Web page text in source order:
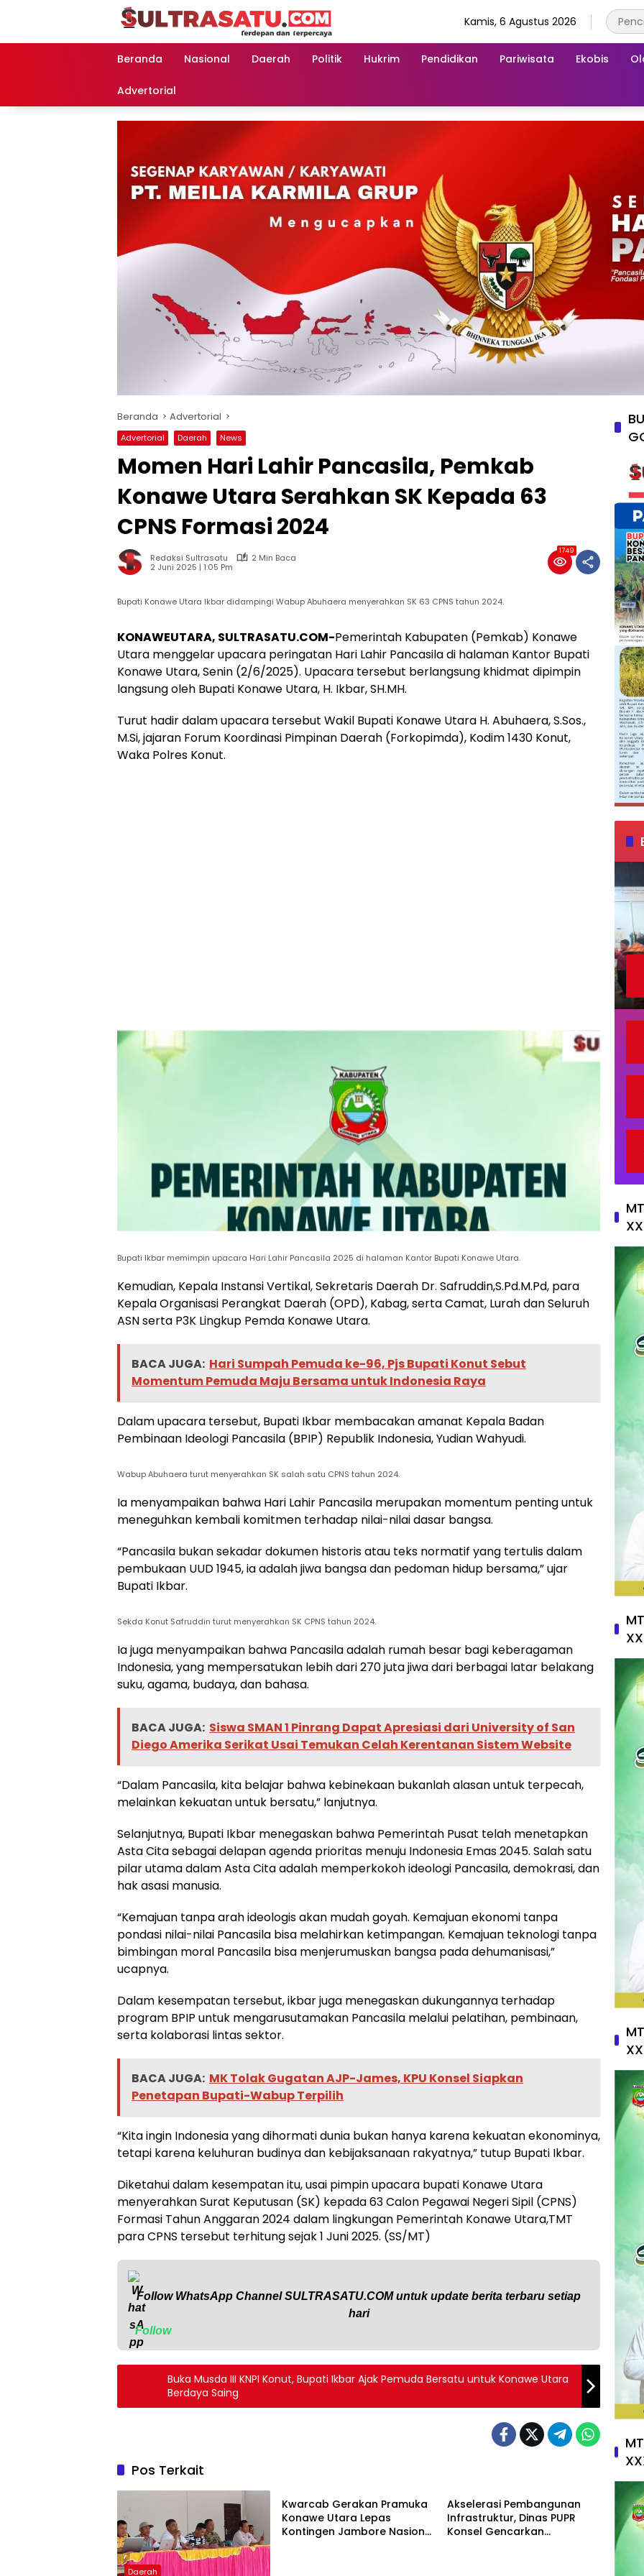
Kamis, 6 Agustus 2026
Beranda Nasional Daerah Politik Hukrim Pendidikan Pariwisata Ekobis
Advertorial
Beranda Advertorial
Advertorial Daerah News
Momen Hari Lahir Pancasila, Pemkab
Konawe Utara Serahkan SK Kepada 63
CPNS Formasi 2024
Redaksi Sultrasatu
2 Min Baca
2 Juni 2025 | 1:05 Pm
1749
Bupati Konawe Utara Ikbar didampingi Wabup Abuhaera menyerahkan SK 63 CPNS tahun 2024.
KONAWEUTARA, SULTRASATU.COM-Pemerintah Kabupaten (Pemkab) Konawe
Utara menggelar upacara peringatan Hari Lahir Pancasila di halaman Kantor Bupati
Konawe Utara, Senin (2/6/2025). Upacara tersebut berlangsung khidmat dipimpin
langsung oleh Bupati Konawe Utara, H. Ikbar, SH.MH.
Turut hadir dalam upacara tersebut Wakil Bupati Konawe Utara H. Abuhaera, S.Sos.,
M.Si, jajaran Forum Koordinasi Pimpinan Daerah (Forkopimda), Kodim 1430 Konut,
Waka Polres Konut.
Bupati Ikbar memimpin upacara Hari Lahir Pancasila 2025 di halaman Kantor Bupati Konawe Utara.
Kemudian, Kepala Instansi Vertikal, Sekretaris Daerah Dr. Safruddin,S.Pd.M.Pd, para
Kepala Organisasi Perangkat Daerah (OPD), Kabag, serta Camat, Lurah dan Seluruh
ASN serta P3K Lingkup Pemda Konawe Utara.
BACA JUGA: Hari Sumpah Pemuda ke-96, Pjs Bupati Konut Sebut
Momentum Pemuda Maju Bersama untuk Indonesia Raya
Dalam upacara tersebut, Bupati Ikbar membacakan amanat Kepala Badan
Pembinaan Ideologi Pancasila (BPIP) Republik Indonesia, Yudian Wahyudi.
Wabup Abuhaera turut menyerahkan SK salah satu CPNS tahun 2024.
Ia menyampaikan bahwa Hari Lahir Pancasila merupakan momentum penting untuk
meneguhkan kembali komitmen terhadap nilai-nilai dasar bangsa.
“Pancasila bukan sekadar dokumen historis atau teks normatif yang tertulis dalam
pembukaan UUD 1945, ia adalah jiwa bangsa dan pedoman hidup bersama,” ujar
Bupati Ikbar.
Sekda Konut Safruddin turut menyerahkan SK CPNS tahun 2024.
Ia juga menyampaikan bahwa Pancasila adalah rumah besar bagi keberagaman
Indonesia, yang mempersatukan lebih dari 270 juta jiwa dari berbagai latar belakang
suku, agama, budaya, dan bahasa.
BACA JUGA: Siswa SMAN 1 Pinrang Dapat Apresiasi dari University of San
Diego Amerika Serikat Usai Temukan Celah Kerentanan Sistem Website
“Dalam Pancasila, kita belajar bahwa kebinekaan bukanlah alasan untuk terpecah,
melainkan kekuatan untuk bersatu,” lanjutnya.
Selanjutnya, Bupati Ikbar menegaskan bahwa Pemerintah Pusat telah menetapkan
Asta Cita sebagai delapan agenda prioritas menuju Indonesia Emas 2045. Salah satu
pilar utama dalam Asta Cita adalah memperkokoh ideologi Pancasila, demokrasi, dan
hak asasi manusia.
“Kemajuan tanpa arah ideologis akan mudah goyah. Kemajuan ekonomi tanpa
pondasi nilai-nilai Pancasila bisa melahirkan ketimpangan. Kemajuan teknologi tanpa
bimbingan moral Pancasila bisa menjerumuskan bangsa pada dehumanisasi,”
ucapnya.
Dalam kesempatan tersebut, ikbar juga menegaskan dukungannya terhadap
program BPIP untuk mengarusutamakan Pancasila melalui pelatihan, pembinaan,
serta kolaborasi lintas sektor.
BACA JUGA: MK Tolak Gugatan AJP-James, KPU Konsel Siapkan
Penetapan Bupati-Wabup Terpilih
“Kita ingin Indonesia yang dihormati dunia bukan hanya karena kekuatan ekonominya,
tetapi karena keluhuran budinya dan kebijaksanaan rakyatnya,” tutup Bupati Ikbar.
Diketahui dalam kesempatan itu, usai pimpin upacara bupati Konawe Utara
menyerahkan Surat Keputusan (SK) kepada 63 Calon Pegawai Negeri Sipil (CPNS)
Formasi Tahun Anggaran 2024 dalam lingkungan Pemerintah Konawe Utara,TMT
para CPNS tersebut terhitung sejak 1 Juni 2025. (SS/MT)
Follow WhatsApp ChannelSULTRASATU.COMuntuk update berita terbaru setiap
hari
Follow
Buka Musda III KNPI Konut, Bupati Ikbar Ajak Pemuda Bersatu untuk Konawe Utara
Berdaya Saing
Pos Terkait
Daerah
‎Kwarcab Gerakan Pramuka
Konawe Utara Lepas
Kontingen Jambore Nasional
Akselerasi Pembangunan
Infrastruktur, Dinas PUPR
Konsel Gencarkan